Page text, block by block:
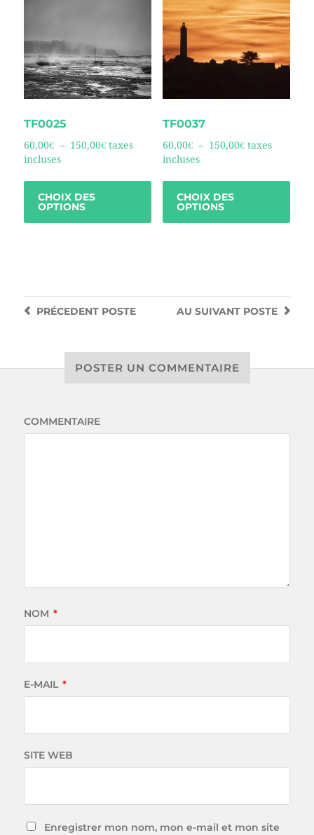
TF0025
60,00€ – 150,00€ taxes
incluses
CHOIX DES
OPTIONS
TF0037
60,00€ – 150,00€ taxes
incluses
CHOIX DES
OPTIONS
AU SUIVANT POSTE
PRÉCEDENTPOSTE
POSTER UN COMMENTAIRE
COMMENTAIRE
NOM *
E-MAIL *
SITE WEB
Enregistrer mon nom, mon e-mail et mon site